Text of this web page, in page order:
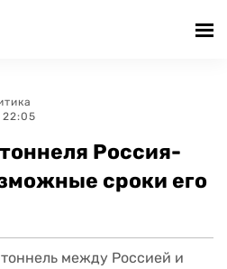
22:05
Россия-
сроки его
между Россией и